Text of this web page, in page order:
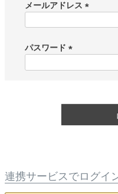
メールアドレス
)
パスワード
連携サービスでログイ